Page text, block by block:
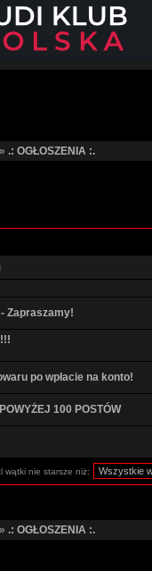
» .: OGŁOSZENIA :.
Zapraszamy!
po wpłacie na konto!
100 POSTÓW
wątki nie starsze niż:
» .: OGŁOSZENIA :.